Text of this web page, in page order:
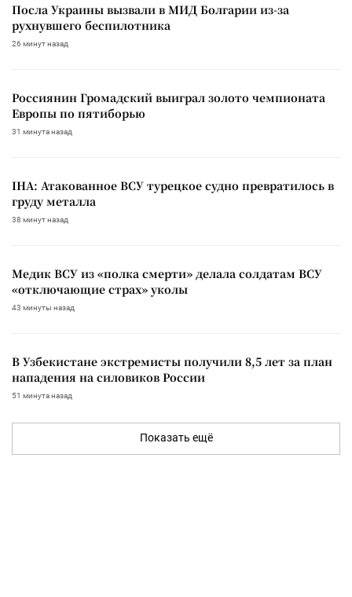
Посла Украины вызвали в МИД Болгарии из-за
рухнувшего беспилотника
26 минут назад
Россиянин Громадский выиграл золото чемпионата
Европы по пятиборью
31 минута назад
IHA: Атакованное ВСУ турецкое судно превратилось в
груду металла
38 минут назад
Медик ВСУ из «полка смерти» делала солдатам ВСУ
«отключающие страх» уколы
43 минуты назад
В Узбекистане экстремисты получили 8,5 лет за план
нападения на силовиков России
51 минута назад
Показать ещё